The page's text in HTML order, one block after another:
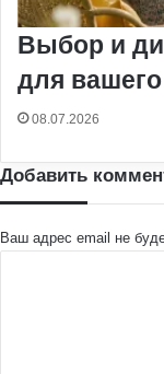
Выбор и
для
08.07.2026
Добавить
Ваш адрес email не